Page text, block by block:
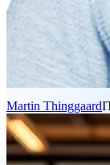
Martin Thinggaard